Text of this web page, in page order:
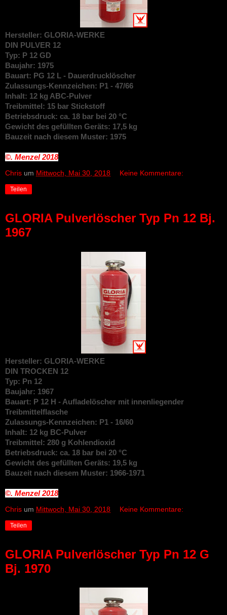
Hersteller: GLORIA-WERKE
DIN PULVER 12
Typ: P 12 GD
Baujahr: 1975
Bauart: PG 12 L - Dauerdrucklöscher
Zulassungs-Kennzeichen: P1 - 47/66
Inhalt: 12 kg ABC-Pulver
Treibmittel: 15 bar Stickstoff
Betriebsdruck: ca. 18 bar bei 20 °C
Gewicht des gefüllten Geräts: 17,5 kg
Bauzeit nach diesem Muster: 1975
©. Menzel2018
Chris um Mittwoch, Mai 30, 2018 Keine Kommentare:
Teilen
GLORIA Pulverlöscher Typ Pn 12 Bj.
1967
Hersteller: GLORIA-WERKE
DIN TROCKEN 12
Typ: Pn 12
Baujahr: 1967
Bauart: P 12 H - Aufladelöscher mit innenliegender
Treibmittelflasche
Zulassungs-Kennzeichen: P1 - 16/60
Inhalt: 12 kg BC-Pulver
Treibmittel: 280 g Kohlendioxid
Betriebsdruck: ca. 18 bar bei 20 °C
Gewicht des gefüllten Geräts: 19,5 kg
Bauzeit nach diesem Muster: 1966-1971
©. Menzel2018
Chris um Mittwoch, Mai 30, 2018 Keine Kommentare:
Teilen
GLORIA Pulverlöscher Typ Pn 12 G
Bj. 1970